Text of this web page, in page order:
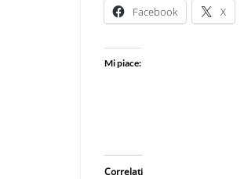
Facebook X
Mi piace:
Correlati